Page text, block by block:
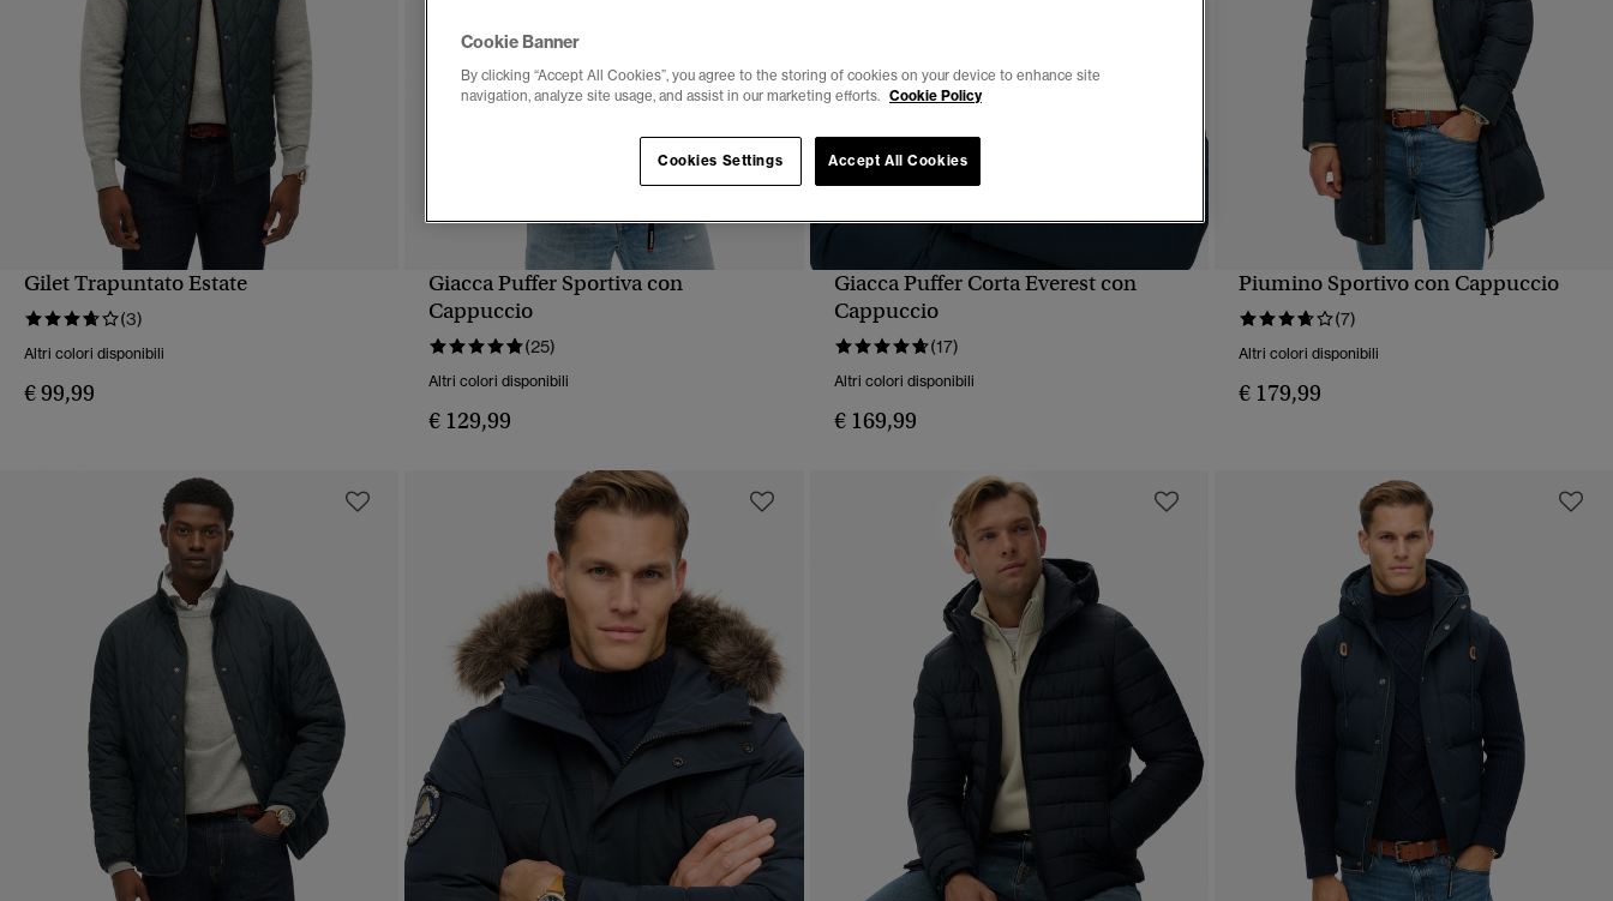
VISUALIZZAZIONE RAPIDA
Gilet Trapuntato Estate
(3)
Altri colori disponibili
€ 99,99
VISUALIZZAZIONE RAPIDA
Giacca Puffer Sportiva con
Cappuccio
(25)
Altri colori disponibili
€ 129,99
VISUALIZZAZIONE RAPIDA
Giacca Puffer Corta Everest con
Cappuccio
(17)
Altri colori disponibili
€ 169,99
VISUALIZZAZIONE RAPIDA
Piumino Sportivo con Cappuccio
(7)
Altri colori disponibili
€ 179,99
Cookie Banner
By clicking “Accept All Cookies”, you agree to the storing of cookies on your device to enhance site
navigation, analyze site usage, and assist in our marketing efforts. Cookie Policy
Cookies Settings Accept All Cookies